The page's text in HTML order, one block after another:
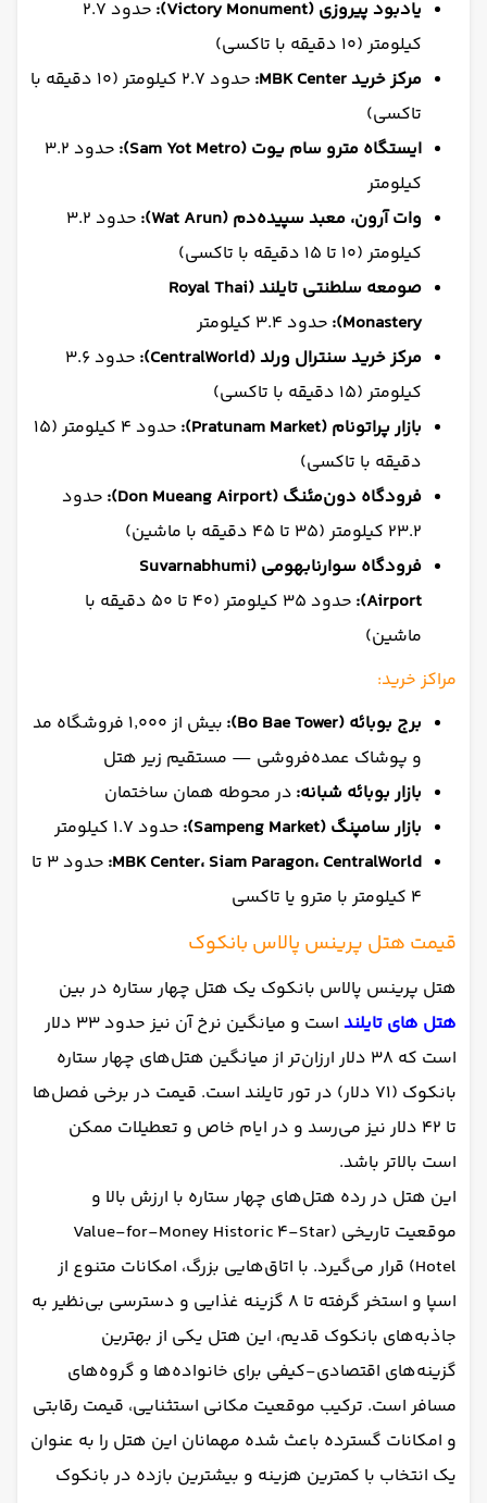
یادبود پیروزی (Victory Monument):
حدود ۲.۷
کیلومتر (۱۰ دقیقه با تاکسی)
مرکز خرید MBK Center:
حدود ۲.۷ کیلومتر (۱۰ دقیقه با
تاکسی)
ایستگاه مترو سام یوت (Sam Yot Metro):
حدود ۳.۲
کیلومتر
وات آرون، معبد سپیده‌دم (Wat Arun):
حدود ۳.۲
کیلومتر (۱۰ تا ۱۵ دقیقه با تاکسی)
صومعه سلطنتی تایلند (Royal Thai
Monastery): حدود ۳.۴ کیلومتر
مرکز خرید سنترال ورلد (CentralWorld):
حدود ۳.۶
کیلومتر (۱۵ دقیقه با تاکسی)
بازار پراتونام (Pratunam Market):
حدود ۴ کیلومتر (۱۵
دقیقه با تاکسی)
فرودگاه دون‌مئنگ (Don Mueang Airport):
حدود
۲۳.۲ کیلومتر (۳۵ تا ۴۵ دقیقه با ماشین)
فرودگاه سوارنابهومی (Suvarnabhumi
Airport):
حدود ۳۵ کیلومتر (۴۰ تا ۵۰ دقیقه با
ماشین)
مراکز خرید:
برج بوبائه (Bo Bae Tower):
بیش از ۱٬۰۰۰ فروشگاه مد
و پوشاک عمده‌فروشی — مستقیم زیر هتل
بازار بوبائه شبانه: در محوطه همان ساختمان
بازار سامپنگ (Sampeng Market):
حدود ۱.۷ کیلومتر
MBK Center، Siam Paragon، CentralWorld:
حدود ۳ تا
۴ کیلومتر با مترو یا تاکسی
قیمت هتل پرینس پالاس بانکوک
هتل پرینس پالاس بانکوک یک هتل چهار ستاره در بین
هتل های تایلند
است و میانگین نرخ آن نیز حدود ۳۳ دلار
است که ۳۸ دلار ارزان‌تر از میانگین هتل‌های چهار ستاره
بانکوک (۷۱ دلار) در تور تایلند است. قیمت در برخی فصل‌ها
تا ۴۲ دلار نیز می‌رسد و در ایام خاص و تعطیلات ممکن
است بالاتر باشد.
این هتل در رده هتل‌های چهار ستاره با ارزش بالا و
موقعیت تاریخی (Value-for-Money Historic 4-Star
Hotel) قرار می‌گیرد. با اتاق‌هایی بزرگ، امکانات متنوع از
اسپا و استخر گرفته تا ۸ گزینه غذایی و دسترسی بی‌نظیر به
جاذبه‌های بانکوک قدیم، این هتل یکی از بهترین
گزینه‌های اقتصادی-کیفی برای خانواده‌ها و گروه‌های
مسافر است. ترکیب موقعیت مکانی استثنایی، قیمت رقابتی
و امکانات گسترده باعث شده مهمانان این هتل را به عنوان
یک انتخاب با کمترین هزینه و بیشترین بازده در بانکوک